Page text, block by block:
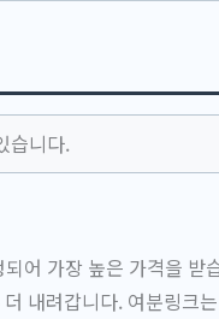
습니다.
어 가장 높은 가격을 받
내려갑니다. 여분링크